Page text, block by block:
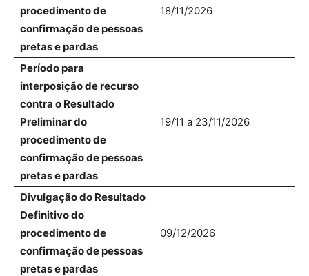
procedimento de
confirmação de pessoas
pretas e pardas
18/11/2026
Período para
interposição de recurso
contra o Resultado
Preliminar do
procedimento de
confirmação de pessoas
pretas e pardas
19/11 a 23/11/2026
Divulgação do Resultado
Definitivo do
procedimento de
confirmação de pessoas
pretas e pardas
09/12/2026